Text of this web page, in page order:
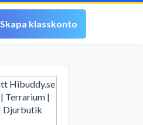
Skapa klasskonto